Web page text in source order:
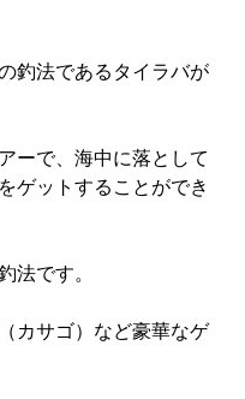
釣法であるタイラバが
ーで、海中に落として
ゲットすることができ
法です。
カサゴ）など豪華なゲ